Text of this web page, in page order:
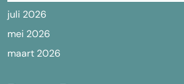
juli 2026
mei 2026
maart 2026